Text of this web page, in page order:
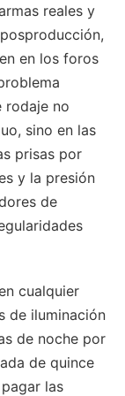
reales y
en los foros
rodaje no
sino en las
prisas por
y la presión
de
cualquier
de iluminación
de noche por
de quince
las